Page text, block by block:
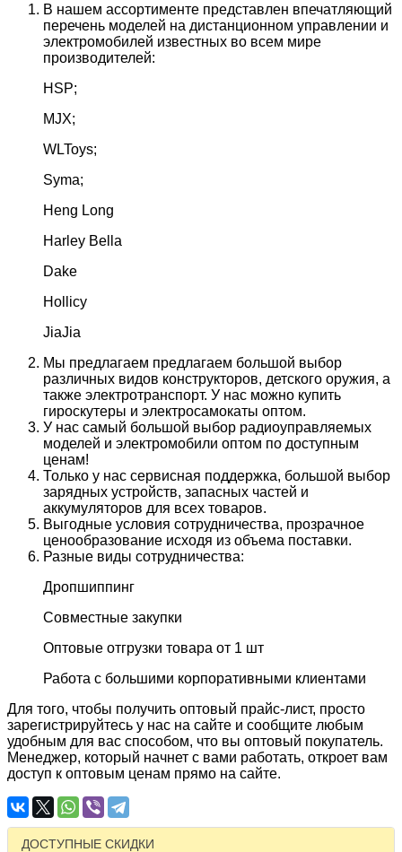
В нашем ассортименте представлен впечатляющий
перечень моделей на дистанционном управлении и
электромобилей известных во всем мире
производителей:
HSP;
MJX;
WLToys;
Syma;
Heng Long
Harley Bella
Dake
Hollicy
JiaJia
Мы предлагаем предлагаем большой выбор
различных видов конструкторов, детского оружия, а
также электротранспорт. У нас можно купить
гироскутеры и электросамокаты оптом.
У нас самый большой выбор радиоуправляемых
моделей и электромобили оптом по доступным
ценам!
Только у нас сервисная поддержка, большой выбор
зарядных устройств, запасных частей и
аккумуляторов для всех товаров.
Выгодные условия сотрудничества, прозрачное
ценообразование исходя из объема поставки.
Разные виды сотрудничества:
Дропшиппинг
Совместные закупки
Оптовые отгрузки товара от 1 шт
Работа с большими корпоративными клиентами
Для того, чтобы получить оптовый прайс-лист, просто
зарегистрируйтесь у нас на сайте и сообщите любым
удобным для вас способом, что вы оптовый покупатель.
Менеджер, который начнет с вами работать, откроет вам
доступ к оптовым ценам прямо на сайте.
ДОСТУПНЫЕ СКИДКИ